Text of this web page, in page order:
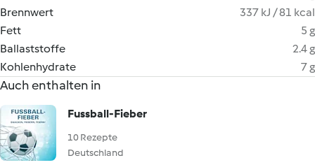
Brennwert
337 kJ / 81 kcal
Fett
5 g
Ballaststoffe
2.4 g
Kohlenhydrate
7 g
Auch enthalten in
Fussball-Fieber
10 Rezepte
Deutschland